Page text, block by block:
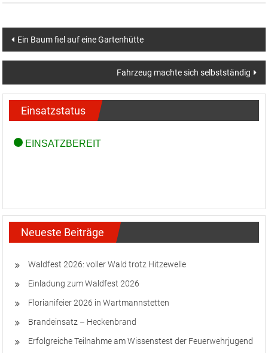
Beitragsnavigation
Ein Baum fiel auf eine Gartenhütte
Fahrzeug machte sich selbstständig
Einsatzstatus
Neueste Beiträge
Waldfest 2026: voller Wald trotz Hitzewelle
Einladung zum Waldfest 2026
Florianifeier 2026 in Wartmannstetten
Brandeinsatz – Heckenbrand
Erfolgreiche Teilnahme am Wissenstest der Feuerwehrjugend